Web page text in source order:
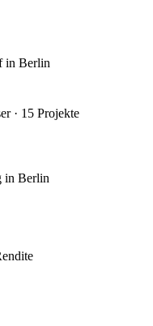
in Berlin
· 15 Projekte
in Berlin